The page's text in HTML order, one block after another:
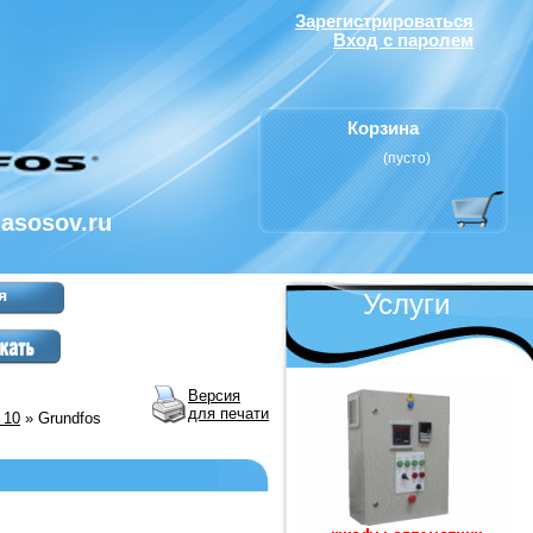
Зарегистрироваться
Вход с паролем
Корзина
(пусто)
Услуги
10 » Grundfos
Версия
для печати